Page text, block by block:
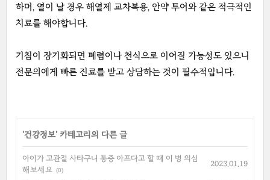
하며, 열이 날 경우 해열제 교차복용, 안약 투여와 같은 적극적인
치료를 해야합니다.
기침이 장기화되면 폐렴이나 천식으로 이어질 가능성도 있으니
전문의에게 빠른 진료를 받고 상담하는 것이 필수적입니다.
'건강정보' 카테고리의 다른 글
아이가 고관절 사타구니 통증 아프다고 할 때 이 병 의심
해보세요 (0)
2023.01.19